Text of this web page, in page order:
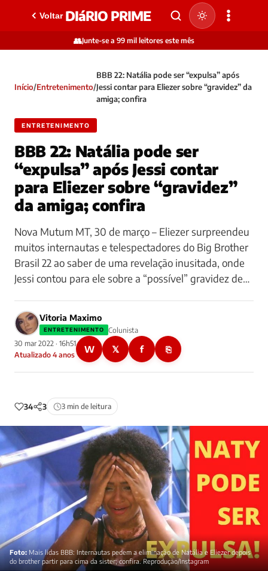
Voltar DIáRIO PRIME
👥Junte-se a 99 mil leitores este mês
Início/Entretenimento/
BBB 22: Natália pode ser “expulsa” após
Jessi contar para Eliezer sobre “gravidez” da
amiga; confira
ENTRETENIMENTO
BBB 22: Natália pode ser
“expulsa” após Jessi contar
para Eliezer sobre “gravidez”
da amiga; confira
Nova Mutum MT, 30 de março – Eliezer surpreendeu
muitos internautas e telespectadores do Big Brother
Brasil 22 ao saber de uma revelação inusitada, onde
Jessi contou para ele sobre a “possível” gravidez de…
Vitoria Maximo
ENTRETENIMENTO
Colunista
30 mar 2022 · 16h51
Atualizado 4 anos
W 𝕏 f ⎘
34 3 3 min de leitura
Foto: Mais lidas BBB: Internautas pedem a eliminação de Natália e Eliezer depois
do brother partir para cima da sister; confira. Reprodução/Instagram